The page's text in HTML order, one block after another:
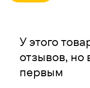
У этого
отзывов, но
первым